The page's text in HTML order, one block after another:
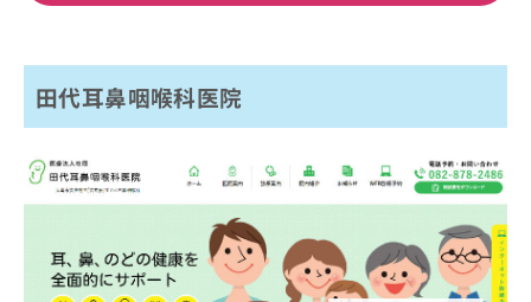
田代耳鼻咽喉科医院